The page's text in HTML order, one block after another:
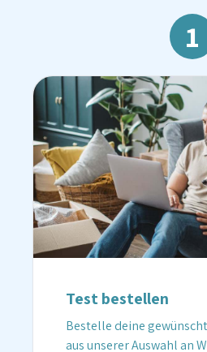
1
Test bestellen
Bestelle deine
aus unserer Auswahl an